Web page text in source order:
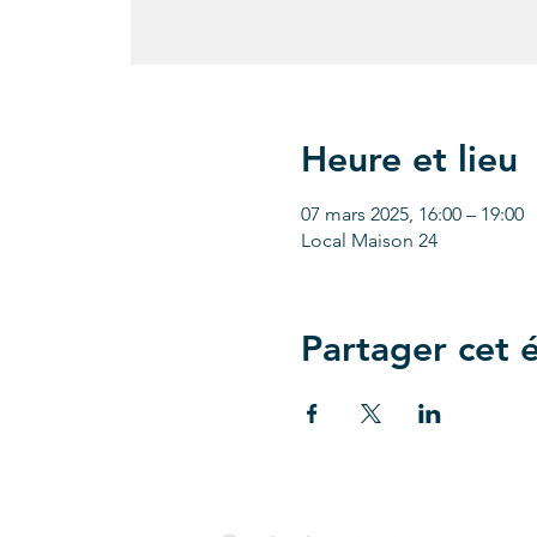
Heure et lieu
07 mars 2025, 16:00 – 19:00
Local Maison 24
Partager cet